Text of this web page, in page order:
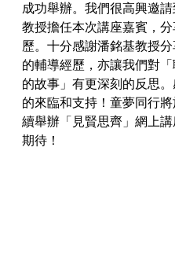
成功舉辦。我們很高興邀
教授擔任本次講座嘉賓，
歷。十分感謝潘銘基教授
的輔導經歷，亦讓我們對
的故事」有更深刻的反思
的來臨和支持！童夢同行
續舉辦「見賢思齊」網上
期待！